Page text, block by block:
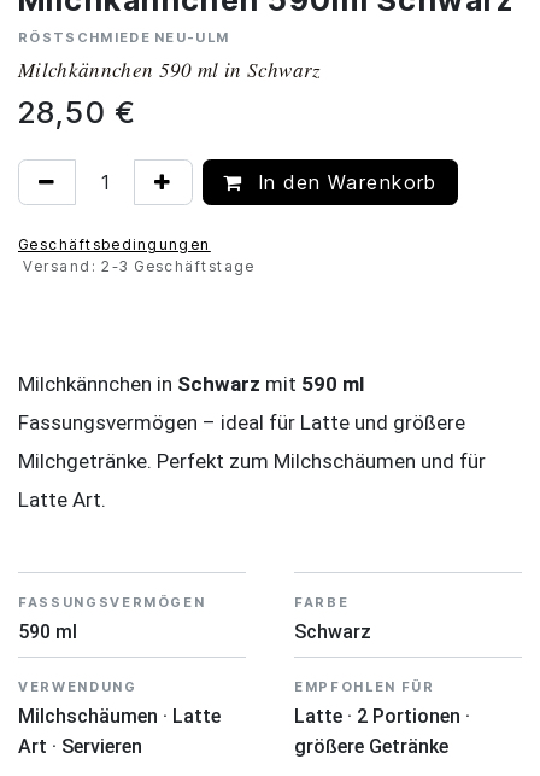
RÖSTSCHMIEDE NEU-ULM
Milchkännchen 590 ml in Schwarz
28,50 €
In den Warenkorb
Geschäftsbedingungen
Versand: 2-3 Geschäftstage
Milchkännchen in Schwarz mit 590 ml
Fassungsvermögen – ideal für Latte und größere
Milchgetränke. Perfekt zum Milchschäumen und für
Latte Art.
FASSUNGSVERMÖGEN
590 ml
FARBE
Schwarz
VERWENDUNG
Milchschäumen · Latte
Art · Servieren
EMPFOHLEN FÜR
Latte · 2 Portionen ·
größere Getränke